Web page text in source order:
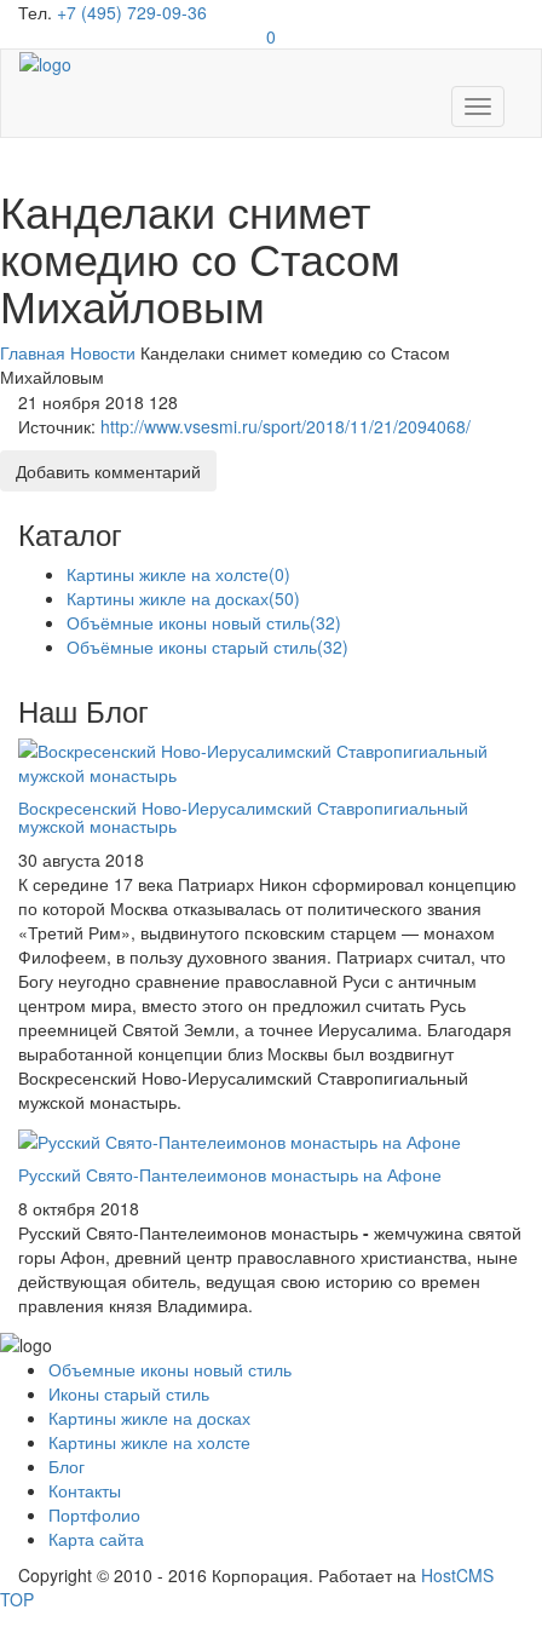
Тел. +7 (495) 729-09-36
0
Toggle
Канделаки снимет
комедию со Стасом
Михайловым
Главная Новости Канделаки снимет комедию со Стасом
Михайловым
21 ноября 2018 128
Источник: http://www.vsesmi.ru/sport/2018/11/21/2094068/
Добавить комментарий
Каталог
Картины жикле на холсте(0)
Картины жикле на досках(50)
Объёмные иконы новый стиль(32)
Объёмные иконы старый стиль(32)
Наш Блог
Воскресенский Ново-Иерусалимский Ставропигиальный
мужской монастырь
30 августа 2018
К середине 17 века Патриарх Никон сформировал концепцию
по которой Москва отказывалась от политического звания
«Третий Рим», выдвинутого псковским старцем — монахом
Филофеем, в пользу духовного звания. Патриарх считал, что
Богу неугодно сравнение православной Руси с античным
центром мира, вместо этого он предложил считать Русь
преемницей Святой Земли, а точнее Иерусалима. Благодаря
выработанной концепции близ Москвы был воздвигнут
Воскресенский Ново-Иерусалимский Ставропигиальный
мужской монастырь.
Русский Свято-Пантелеимонов монастырь на Афоне
8 октября 2018
Русский Свято-Пантелеимонов монастырь - жемчужина святой
горы Афон, древний центр православного христианства, ныне
действующая обитель, ведущая свою историю со времен
правления князя Владимира.
Объемные иконы новый стиль
Иконы старый стиль
Картины жикле на досках
Картины жикле на холсте
Блог
Контакты
Портфолио
Карта сайта
Copyright © 2010 - 2016 Корпорация. Работает на HostCMS
TOP